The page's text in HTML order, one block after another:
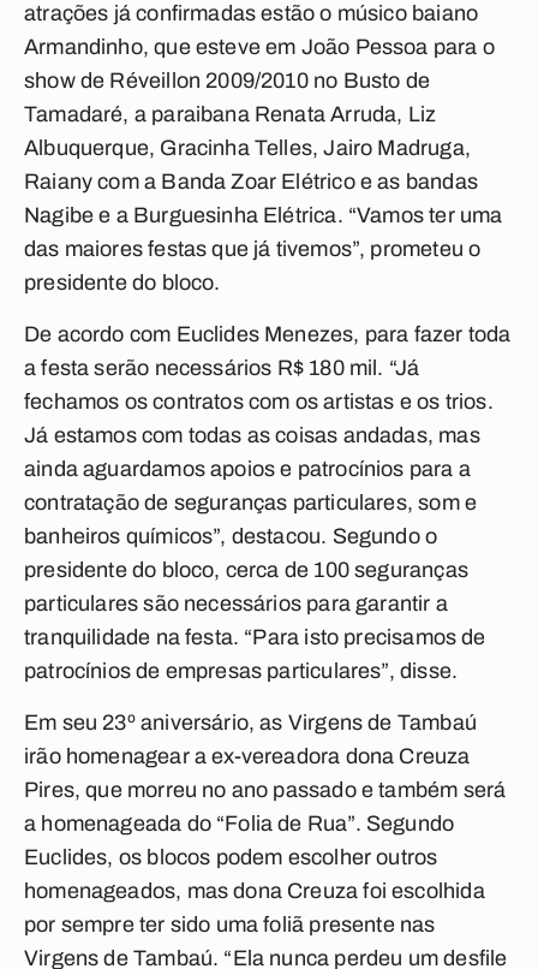
atrações já confirmadas estão o músico baiano
Armandinho, que esteve em João Pessoa para o
show de Réveillon 2009/2010 no Busto de
Tamadaré, a paraibana Renata Arruda, Liz
Albuquerque, Gracinha Telles, Jairo Madruga,
Raiany com a Banda Zoar Elétrico e as bandas
Nagibe e a Burguesinha Elétrica. “Vamos ter uma
das maiores festas que já tivemos”, prometeu o
presidente do bloco.
De acordo com Euclides Menezes, para fazer toda
a festa serão necessários R$ 180 mil. “Já
fechamos os contratos com os artistas e os trios.
Já estamos com todas as coisas andadas, mas
ainda aguardamos apoios e patrocínios para a
contratação de seguranças particulares, som e
banheiros químicos”, destacou. Segundo o
presidente do bloco, cerca de 100 seguranças
particulares são necessários para garantir a
tranquilidade na festa. “Para isto precisamos de
patrocínios de empresas particulares”, disse.
Em seu 23º aniversário, as Virgens de Tambaú
irão homenagear a ex-vereadora dona Creuza
Pires, que morreu no ano passado e também será
a homenageada do “Folia de Rua”. Segundo
Euclides, os blocos podem escolher outros
homenageados, mas dona Creuza foi escolhida
por sempre ter sido uma foliã presente nas
Virgens de Tambaú. “Ela nunca perdeu um desfile